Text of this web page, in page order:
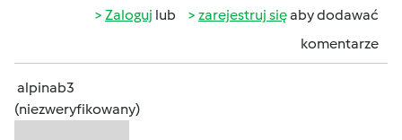
Zaloguj lub zarejestruj sięaby dodawać
komentarze
alpinab3
(niezweryfikowany)